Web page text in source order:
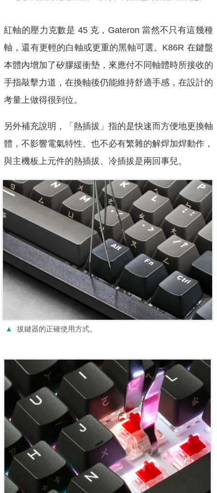
紅軸的壓力克數是 45 克，Gateron 當然不只有這幾種
軸，還有更輕的白軸或更重的黑軸可選。K86R 在鍵盤
本體內增加了矽膠緩衝墊，來應付不同軸體時所接收的
手指敲擊力道，在換軸後仍能維持舒適手感，在設計的
考量上做得很到位。
另外補充說明，「熱插拔」指的是快速而方便地更換軸
體，不影響電氣特性、也不必有繁雜的解焊加焊動作，
與主機板上元件的熱插拔、冷插拔是兩回事兒。
▲ 拔鍵器的正確使用方式。